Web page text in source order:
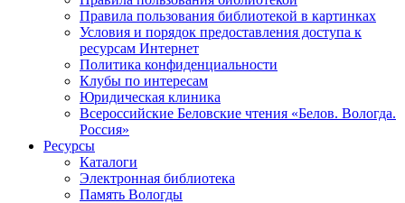
Правила пользования библиотекой в картинках
Условия и порядок предоставления доступа к
ресурсам Интернет
Политика конфиденциальности
Клубы по интересам
Юридическая клиника
Всероссийские Беловские чтения «Белов. Вологда.
Россия»
Ресурсы
Каталоги
Электронная библиотека
Память Вологды